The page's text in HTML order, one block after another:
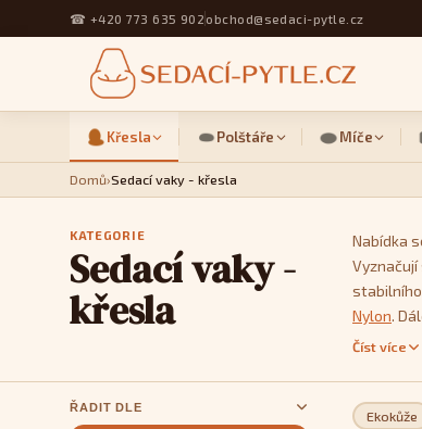
☎ +420 773 635 902 obchod@sedaci-pytle.cz
Křesla Polštáře Míče
Domů›Sedací vaky - křesla
KATEGORIE
Sedací vaky -
křesla
Nabídka
Nylon.
v nich
Číst více
ŘADIT DLE
Ekokůže